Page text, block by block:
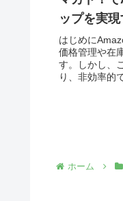
ップを実
はじめに
価格管理や在
す。しかし、
り、非効率的
ホーム